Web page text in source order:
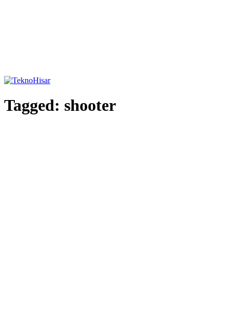
Tagged: shooter